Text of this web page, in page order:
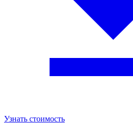
Узнать стоимость